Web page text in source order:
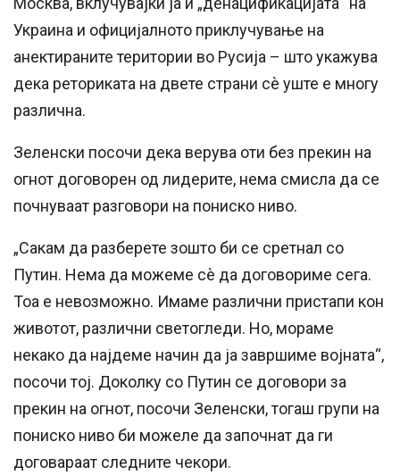
Украина и официјалното приклучување на
анектираните територии во Русија – што укажува
дека реториката на двете страни сè уште е многу
различна.
Зеленски посочи дека верува оти без прекин на
огнот договорен од лидерите, нема смисла да се
почнуваат разговори на пониско ниво.
„Сакам да разберете зошто би се сретнал со
Путин. Нема да можеме сè да договориме сега.
Тоа е невозможно. Имаме различни пристапи кон
животот, различни светогледи. Но, мораме
некако да најдеме начин да ја завршиме војната“,
посочи тој. Доколку со Путин се договори за
прекин на огнот, посочи Зеленски, тогаш групи на
пониско ниво би можеле да започнат да ги
договараат следните чекори.